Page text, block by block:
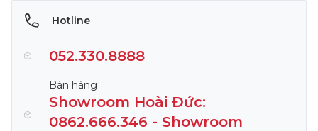
Hotline
052.330.8888
Bán hàng
Showroom Hoài Đức:
0862.666.346 - Showroom